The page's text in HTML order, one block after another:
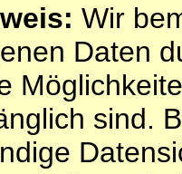
Wir
Daten
sind.